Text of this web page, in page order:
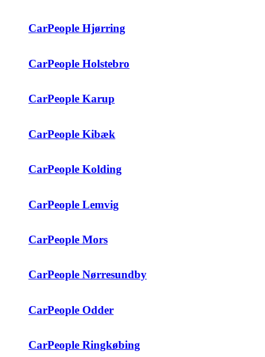
CarPeople Hjørring
CarPeople Holstebro
CarPeople Karup
CarPeople Kibæk
CarPeople Kolding
CarPeople Lemvig
CarPeople Mors
CarPeople Nørresundby
CarPeople Odder
CarPeople Ringkøbing